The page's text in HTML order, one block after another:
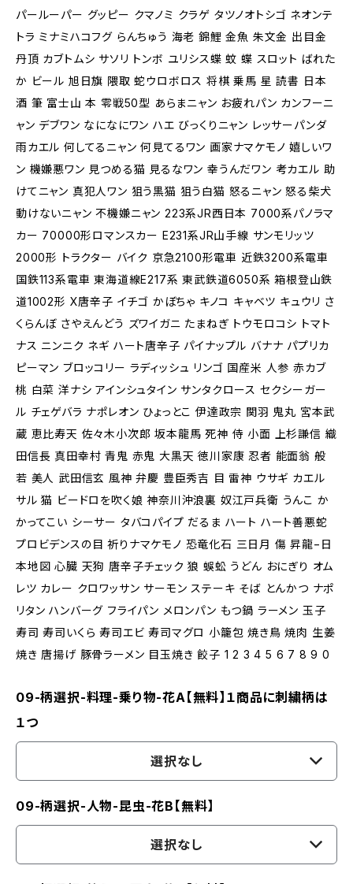
パールーパー グッピー クマノミ クラゲ タツノオトシゴ ネオンテ
トラ ミナミハコフグ らんちゅう 海老 錦鯉 金魚 朱文金 出目金
丹頂 カブトムシ サソリ トンボ ユリシス蝶 蚊 蝶 スロット ばれた
か ビール 旭日旗 隈取 蛇ウロボロス 将棋 乗馬 星 読書 日本
酒 筆 富士山 本 零戦50型 あらまニャン お疲れパン カンフーニ
ャン デブワン なになにワン ハエ びっくりニャン レッサーパンダ
雨カエル 何してるニャン 何見てるワン 画家ナマケモノ 嬉しいワ
ン 機嫌悪ワン 見つめる猫 見るなワン 幸うんだワン 考カエル 助
けてニャン 真犯人ワン 狙う黒猫 狙う白猫 怒るニャン 怒る柴犬
動けないニャン 不機嫌ニャン 223系JR西日本 7000系パノラマ
カー 70000形ロマンスカー E231系JR山手線 サンモリッツ
2000形 トラクター バイク 京急2100形電車 近鉄3200系電車
国鉄113系電車 東海道線E217系 東武鉄道6050系 箱根登山鉄
道1002形 X唐辛子 イチゴ かぼちゃ キノコ キャベツ キュウリ さ
くらんぼ さやえんどう ズワイガニ たまねぎ トウモロコシ トマト
ナス ニンニク ネギ ハート唐辛子 パイナップル バナナ パプリカ
ピーマン ブロッコリー ラディッシュ リンゴ 国産米 人参 赤カブ
桃 白菜 洋ナシ アインシュタイン サンタクロース セクシーガー
ル チェゲバラ ナポレオン ひょっとこ 伊達政宗 関羽 鬼丸 宮本武
蔵 恵比寿天 佐々木小次郎 坂本龍馬 死神 侍 小面 上杉謙信 織
田信長 真田幸村 青鬼 赤鬼 大黒天 徳川家康 忍者 能面翁 般
若 美人 武田信玄 風神 弁慶 豊臣秀吉 目 雷神 ウサギ カエル
サル 猫 ビードロを吹く娘 神奈川沖浪裏 奴江戸兵衛 うんこ か
かってこい シーサー タバコパイプ だるま ハート ハート善悪蛇
プロビデンスの目 祈りナマケモノ 恐竜化石 三日月 傷 昇龍−日
本地図 心臓 天狗 唐辛子チェック 狼 蜈蚣 うどん おにぎり オム
レツ カレー クロワッサン サーモン ステーキ そば とんかつ ナポ
リタン ハンバーグ フライパン メロンパン もつ鍋 ラーメン 玉子
寿司 寿司いくら 寿司エビ 寿司マグロ 小籠包 焼き鳥 焼肉 生姜
焼き 唐揚げ 豚骨ラーメン 目玉焼き 餃子 1 2 3 4 5 6 7 8 9 0
09-柄選択-料理-乗り物-花A【無料】１商品に刺繍柄は
１つ
選択なし
09-柄選択-人物-昆虫-花B【無料】
選択なし